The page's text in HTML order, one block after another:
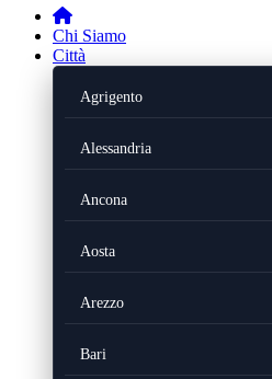
Chi Siamo
Città
Agrigento
Alessandria
Ancona
Aosta
Arezzo
Bari